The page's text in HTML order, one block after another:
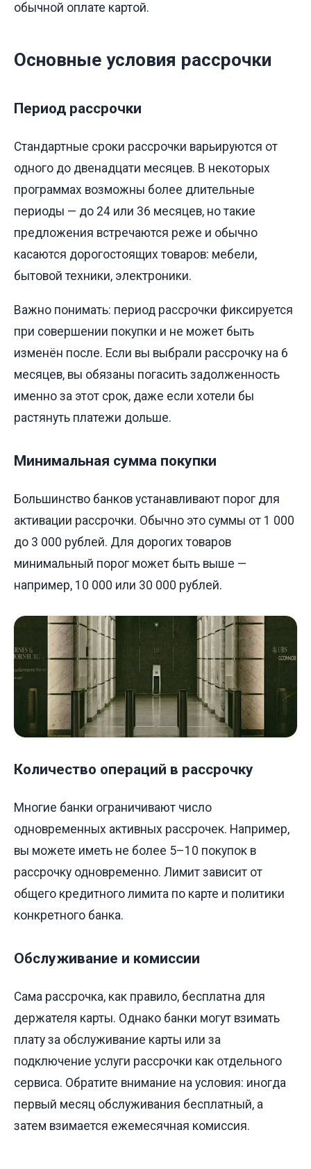
обычной оплате картой.
Основные условия рассрочки
Период рассрочки
Стандартные сроки рассрочки варьируются от
одного до двенадцати месяцев. В некоторых
программах возможны более длительные
периоды — до 24 или 36 месяцев, но такие
предложения встречаются реже и обычно
касаются дорогостоящих товаров: мебели,
бытовой техники, электроники.
Важно понимать: период рассрочки фиксируется
при совершении покупки и не может быть
изменён после. Если вы выбрали рассрочку на 6
месяцев, вы обязаны погасить задолженность
именно за этот срок, даже если хотели бы
растянуть платежи дольше.
Минимальная сумма покупки
Большинство банков устанавливают порог для
активации рассрочки. Обычно это суммы от 1 000
до 3 000 рублей. Для дорогих товаров
минимальный порог может быть выше —
например, 10 000 или 30 000 рублей.
Количество операций в рассрочку
Многие банки ограничивают число
одновременных активных рассрочек. Например,
вы можете иметь не более 5–10 покупок в
рассрочку одновременно. Лимит зависит от
общего кредитного лимита по карте и политики
конкретного банка.
Обслуживание и комиссии
Сама рассрочка, как правило, бесплатна для
держателя карты. Однако банки могут взимать
плату за обслуживание карты или за
подключение услуги рассрочки как отдельного
сервиса. Обратите внимание на условия: иногда
первый месяц обслуживания бесплатный, а
затем взимается ежемесячная комиссия.